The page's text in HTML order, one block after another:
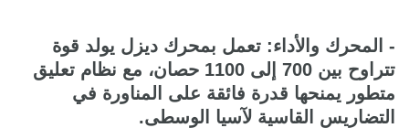
- المحرك والأداء: تعمل بمحرك ديزل يولد قوة
تتراوح بين 700 إلى 1100 حصان، مع نظام تعليق
متطور يمنحها قدرة فائقة على المناورة في
التضاريس القاسية لآسيا الوسطى.